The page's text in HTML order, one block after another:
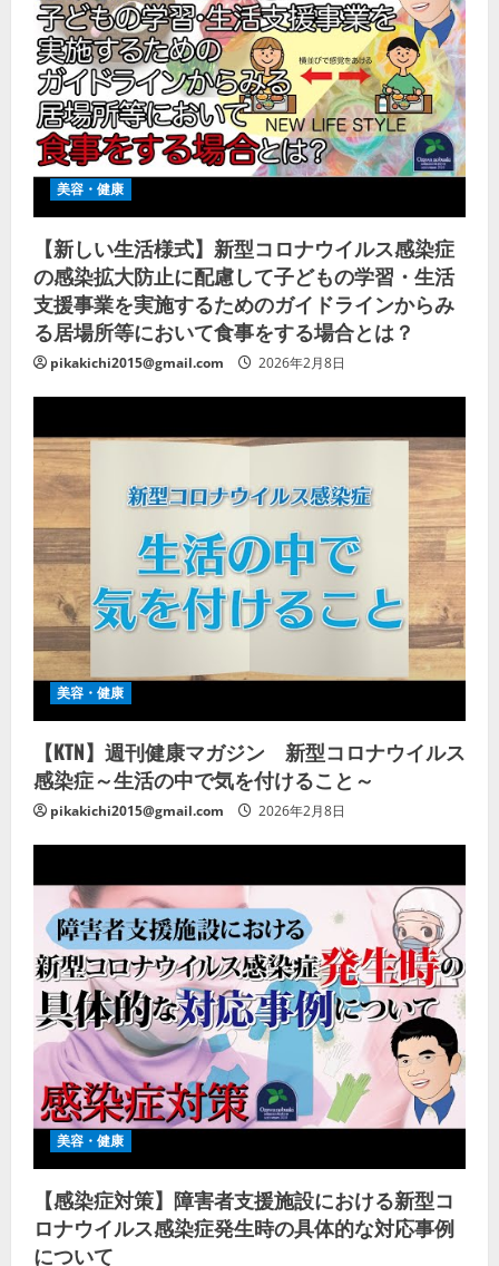
美容・健康
【新しい生活様式】新型コロナウイルス感染症
の感染拡大防止に配慮して子どもの学習・生活
支援事業を実施するためのガイドラインからみ
る居場所等において食事をする場合とは？
pikakichi2015@gmail.com 2026年2月8日
美容・健康
【KTN】週刊健康マガジン 新型コロナウイルス
感染症～生活の中で気を付けること～
pikakichi2015@gmail.com 2026年2月8日
美容・健康
【感染症対策】障害者支援施設における新型コ
ロナウイルス感染症発生時の具体的な対応事例
について